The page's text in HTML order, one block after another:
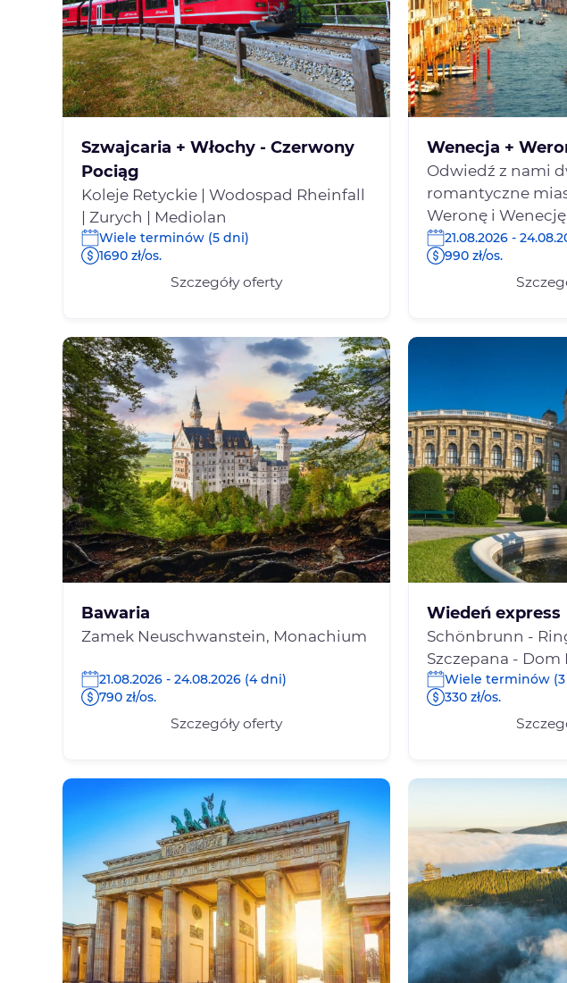
Szwajcaria + Włochy - Czerwony
Pociąg
Koleje Retyckie | Wodospad Rheinfall
| Zurych | Mediolan
Wiele terminów (5 dni)
1690 zł/os.
Szczegóły oferty
Wenecja +
Odwiedź z nami
romantyczne
Weronę i
21.08.2026 -
990 zł/os.
Bawaria
Zamek Neuschwanstein, Monachium
21.08.2026 - 24.08.2026 (4 dni)
790 zł/os.
Szczegóły oferty
Wiedeń express
Schönbrunn -
Szczepana -
Wiele terminów
330 zł/os.